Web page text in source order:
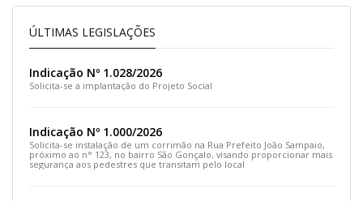
ÚLTIMAS LEGISLAÇÕES
Indicação Nº 1.028/2026
Solicita-se a implantação do Projeto Social
Indicação Nº 1.000/2026
Solicita-se instalação de um corrimão na Rua Prefeito João Sampaio,
próximo ao n° 123, no bairro São Gonçalo, visando proporcionar mais
segurança aos pedestres que transitam pelo local